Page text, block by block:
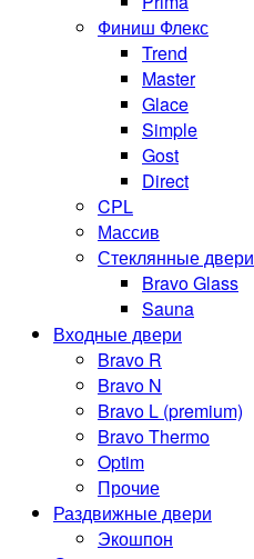
Финиш Флекс
Trend
Master
Glace
Simple
Gost
Direct
CPL
Массив
Стеклянные двери
Bravo Glass
Sauna
Входные двери
Bravo R
Bravo N
Bravo L (premium)
Bravo Thermo
Optim
Прочие
Раздвижные двери
Экошпон